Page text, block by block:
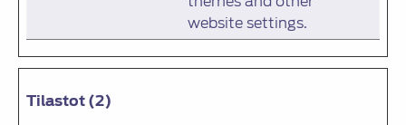
website settings.
Tilastot (2)